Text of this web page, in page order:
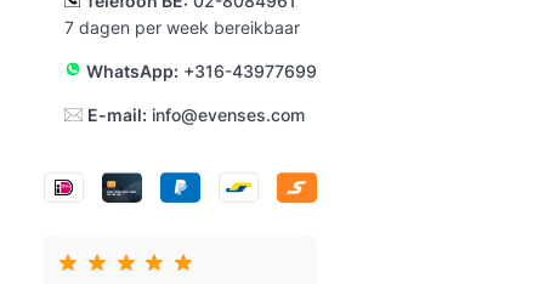
7 dagen per week bereikbaar
WhatsApp: +316-43977699
E-mail: info@evenses.com